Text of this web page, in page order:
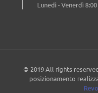
Lunedì - Venerdì
© 2019 All rights
posizionamento